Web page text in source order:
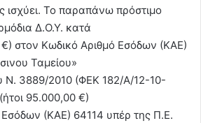
Το παραπάνω πρόστιμο
Δ.Ο.Υ. κατά
€) στον Κωδικό Αριθμό Εσόδων (ΚΑΕ)
Ταμείου»
Ν. 3889/2010 (ΦΕΚ 182/Α/12-10-
95.000,00 €)
Εσόδων (ΚΑΕ) 64114 υπέρ της Π.Ε.